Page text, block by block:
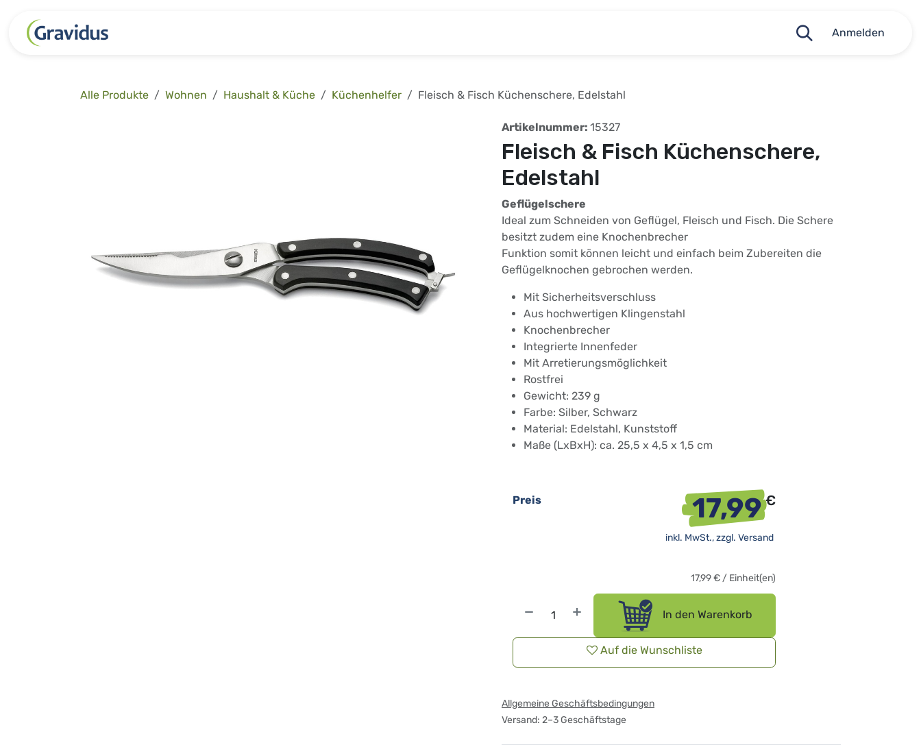
Anmelden
Alle Produkte Wohnen Haushalt & Küche Küchenhelfer Fleisch & Fisch Küchenschere, Edelstahl
Artikelnummer: 15327
Fleisch & Fisch Küchenschere,
Edelstahl
Geflügelschere
Ideal zum Schneiden von Geflügel, Fleisch und Fisch. Die Schere
besitzt zudem eine Knochenbrecher
Funktion somit können leicht und einfach beim Zubereiten die
Geflügelknochen gebrochen werden.
Mit Sicherheitsverschluss
Aus hochwertigen Klingenstahl
Knochenbrecher
Integrierte Innenfeder
Mit Arretierungsmöglichkeit
Rostfrei
Gewicht: 239 g
Farbe: Silber, Schwarz
Material: Edelstahl, Kunststoff
Maße (LxBxH): ca. 25,5 x 4,5 x 1,5 cm
In den Warenkorb
Auf die Wunschliste
Preis 17,99€
inkl. MwSt., zzgl. Versand
17,99€/ Einheit(en)
Allgemeine Geschäftsbedingungen
Versand: 2–3 Geschäftstage